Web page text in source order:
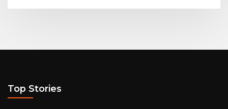
Top Stories